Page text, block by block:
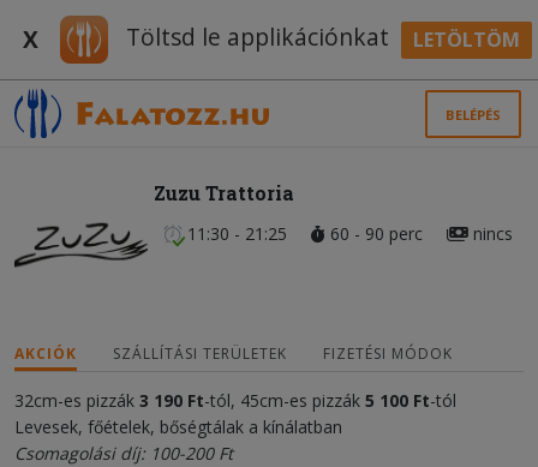
X Töltsd le applikációnkat LETÖLTÖM
BELÉPÉS
Zuzu Trattoria
11:30 - 21:25 60 - 90 perc nincs
AKCIÓK SZÁLLÍTÁSI TERÜLETEK FIZETÉSI MÓDOK
32cm-es pizzák 3 190 Ft-tól, 45cm-es pizzák 5 100 Ft-tól
Levesek, főételek, bőségtálak a kínálatban
Csomagolási díj: 100-200 Ft